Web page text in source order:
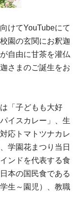
けてYouTubeにて
園の玄関にお釈迦
自由に甘茶を灌仏
さまのご誕生をお
「子どもも大好
イスカレー」、生
応トマトツナカレ
学園花まつり当日
ンドを代表する食
本の国民食である
生～園児）、教職